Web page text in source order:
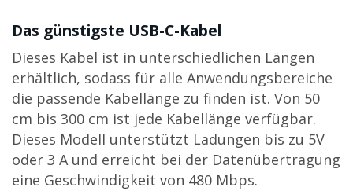
Das günstigste USB-C-Kabel
Dieses Kabel ist in unterschiedlichen Längen
erhältlich, sodass für alle Anwendungsbereiche
die passende Kabellänge zu finden ist. Von 50
cm bis 300 cm ist jede Kabellänge verfügbar.
Dieses Modell unterstützt Ladungen bis zu 5V
oder 3 A und erreicht bei der Datenübertragung
eine Geschwindigkeit von 480 Mbps.